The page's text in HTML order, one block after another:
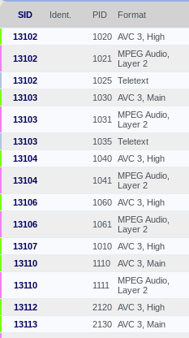
SID Ident. PID Format
13102 1020 AVC 3, High
13102 1021
MPEG Audio,
Layer 2
13102 1025 Teletext
13103
1030 AVC 3, Main
13103 1031
MPEG Audio,
Layer 2
13103 1035 Teletext
13104
1040 AVC 3, High
13104 1041
MPEG Audio,
Layer 2
13106 1060 AVC 3, High
13106 1061
MPEG Audio,
Layer 2
13107 1010 AVC 3, High
13110
1110 AVC 3, Main
13110 1111
MPEG Audio,
Layer 2
13112 2120 AVC 3, High
13113
2130 AVC 3, Main